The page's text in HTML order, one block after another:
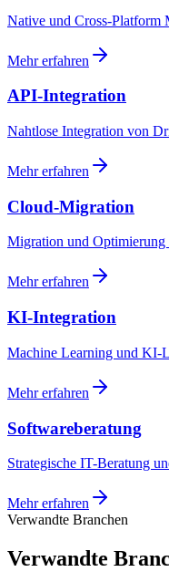
Native und Cross-
Mehr erfahren
API-Integration
Nahtlose Integration von
Mehr erfahren
Cloud-Migration
Migration und
Mehr erfahren
KI-Integration
Machine Learning und KI-
Mehr erfahren
Softwareberatung
Strategische IT-Beratung
Mehr erfahren
Verwandte Branchen
Verwandte